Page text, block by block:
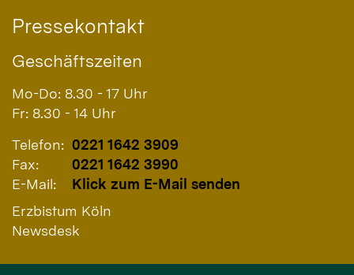
Pressekontakt
Geschäftszeiten
Mo-Do: 8.30 - 17 Uhr
Fr: 8.30 - 14 Uhr
Telefon: 0221 1642 3909
Fax:
0221 1642 3990
E-Mail:
Klick zum E-Mail senden
Erzbistum Köln
Newsdesk